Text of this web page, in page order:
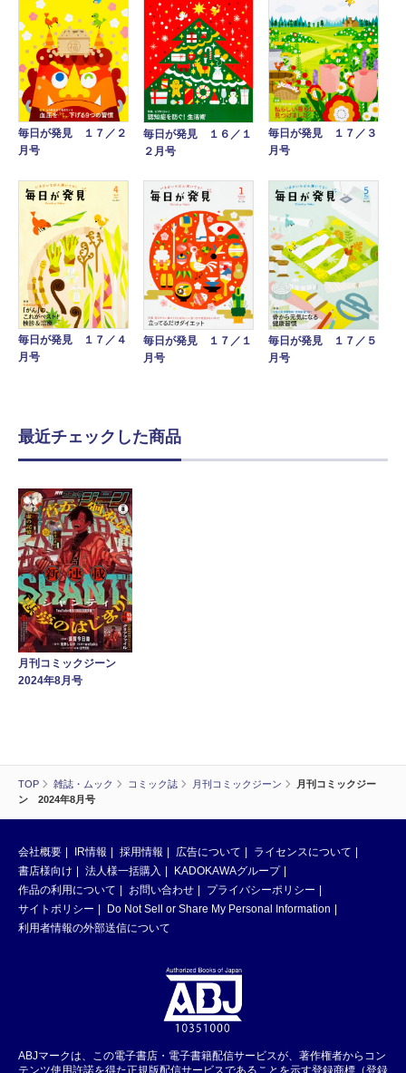
TOP 雑誌・ムック コミック誌 月刊コミックジーン
月刊コミックジー
ン 2024年8月号
毎日が発見 １７／２
月号
毎日が発見 １６／１
２月号
毎日が発見 １７／３
月号
毎日が発見 １７／４
月号
毎日が発見 １７／１
月号
毎日が発見 １７／５
月号
最近チェックした商品
月刊コミックジーン
2024年8月号
会社概要 IR情報 採用情報 広告について
ライセンスについて
書店様向け
法人様一括購入
KADOKAWAグループ
作品の利用について
お問い合わせ
プライバシーポリシー
サイトポリシー
Do Not Sell or Share My Personal Information
利用者情報の外部送信について
ABJマークは、この電子書店・電子書籍配信サービスが、著作権者からコン